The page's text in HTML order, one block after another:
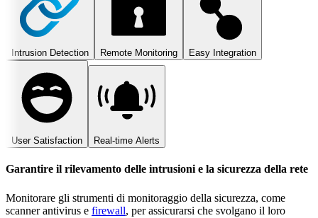
Intrusion Detection Remote Monitoring Easy Integration
User Satisfaction Real-time Alerts
Garantire il rilevamento delle intrusioni e la sicurezza della rete
Monitorare gli strumenti di monitoraggio della sicurezza, come
scanner antivirus e firewall, per assicurarsi che svolgano il loro